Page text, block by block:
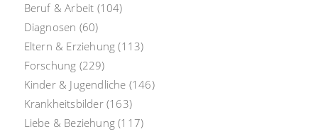
Beruf & Arbeit (104)
Diagnosen (60)
Eltern & Erziehung (113)
Forschung (229)
Kinder & Jugendliche (146)
Krankheitsbilder(163)
Liebe & Beziehung (117)